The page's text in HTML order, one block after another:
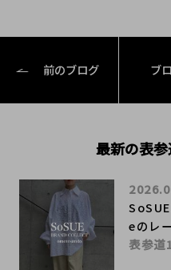
前のブログ ブ
最新の表
eのレ
表参道